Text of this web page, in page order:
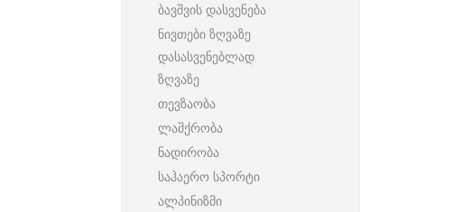
ბავშვის დასვენება
ნივთები ზღვაზე
დასასვენებლად
ზღვაზე
თევზაობა
ლაშქრობა
ნადირობა
საჰაერო სპორტი
ალპინიზმი